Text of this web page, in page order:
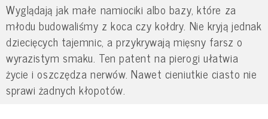
Wyglądają jak małe namiociki albo bazy, które za
młodu budowaliśmy z koca czy kołdry. Nie kryją jednak
dziecięcych tajemnic, a przykrywają mięsny farsz o
wyrazistym smaku. Ten patent na pierogi ułatwia
życie i oszczędza nerwów. Nawet cieniutkie ciasto nie
sprawi żadnych kłopotów.